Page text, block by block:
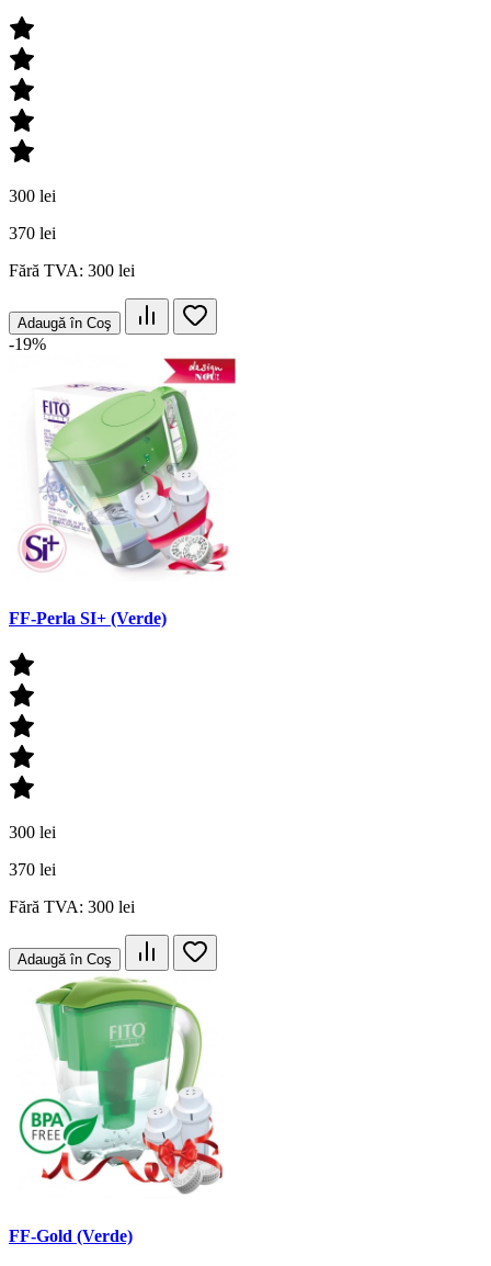
300 lei
370 lei
Fără TVA: 300 lei
Adaugă în Coş
-19%
FF-Perla SI+ (Verde)
300 lei
370 lei
Fără TVA: 300 lei
Adaugă în Coş
FF-Gold (Verde)